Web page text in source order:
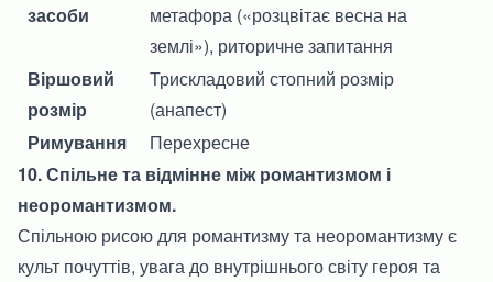
засоби
метафора («розцвітає весна на
землі»), риторичне запитання
Віршовий
розмір
Трискладовий стопний розмір
(анапест)
Римування
Перехресне
10. Спільне та відмінне між романтизмом і
неоромантизмом.
Спільною рисою для романтизму та неоромантизму є
культ почуттів, увага до внутрішнього світу героя та